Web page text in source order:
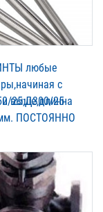
25;Д300/25
любые
с
выше,длинна
ПОСТОЯННО